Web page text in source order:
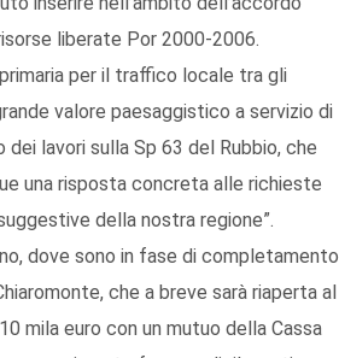
liberate Por 2000-2006.
per il traffico locale tra gli
valore paesaggistico a servizio di
lavori sulla Sp 63 del Rubbio, che
una risposta concreta alle richieste
della nostra regione”.
dove sono in fase di completamento
che a breve sarà riaperta al
mila euro con un mutuo della Cassa